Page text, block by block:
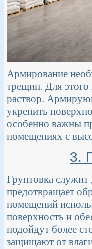
Армирование
трещин. Для
раствор.
укрепить
особенно важны
помещениях с
3.
Грунтовка
предотвращает
помещений
поверхность и
подойдут более
защищают от